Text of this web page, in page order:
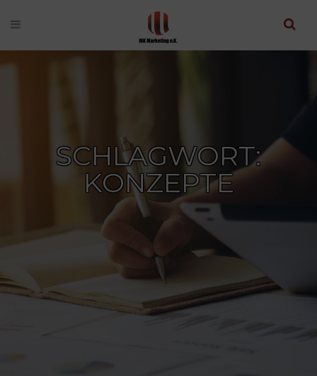
SCHLAGWORT:
KONZEPTE